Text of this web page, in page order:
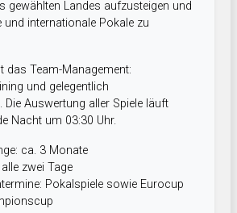
gewählten Landes aufzusteigen und
und internationale Pokale zu
das Team-Management:
und gelegentlich
Die Auswertung aller Spiele läuft
Nacht um 03:30 Uhr.
ca. 3 Monate
zwei Tage
Pokalspiele sowie Eurocup